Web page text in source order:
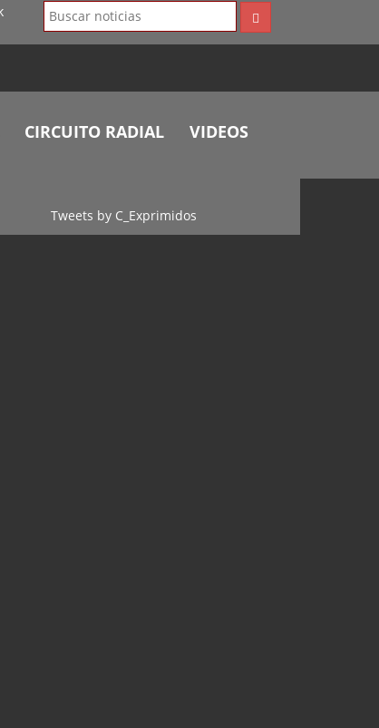
CIRCUITO RADIAL VIDEOS
Tweets by C_Exprimidos